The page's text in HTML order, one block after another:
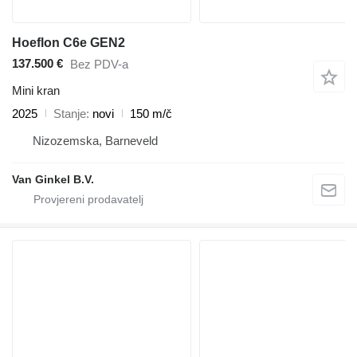
Hoeflon C6e GEN2
137.500 € Bez PDV-a
Mini kran
2025
Stanje novi
150 m/č
Nizozemska, Barneveld
Van Ginkel B.V.